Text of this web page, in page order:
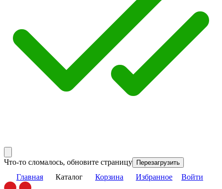
Что-то сломалось, обновите страницу Перезагрузить
Главная Каталог Корзина Избранное Войти